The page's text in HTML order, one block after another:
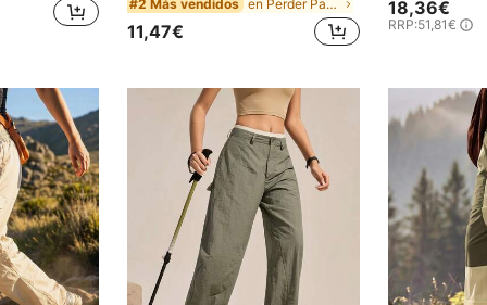
#2 Más vendidos en Perder Pantalones cortos para mujer para exteri
11,47€
18,36€
RRP:51,81€